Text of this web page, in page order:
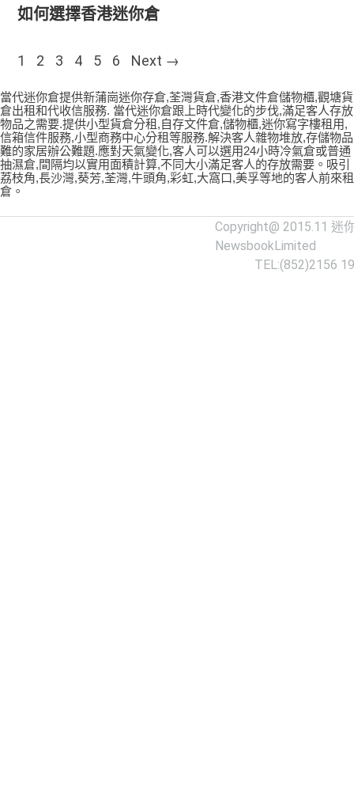
如何選擇香港迷你倉
Posts navigation
1 2 3 4 5 6 Next →
當代迷你倉提供新蒲崗迷你存倉,荃灣貨倉,香港文件倉儲物櫃,觀塘貨
倉出租和代收信服務. 當代迷你倉跟上時代變化的步伐,滿足客人存放
物品之需要.提供小型貨倉分租,自存文件倉,儲物櫃,迷你寫字樓租用,
信箱信件服務,小型商務中心分租等服務.解決客人雜物堆放,存儲物品
難的家居辦公難題.應對天氣變化,客人可以選用24小時冷氣倉或普通
抽濕倉,間隔均以實用面積計算,不同大小滿足客人的存放需要。吸引
荔枝角,長沙灣,葵芳,荃灣,牛頭角,彩虹,大窩口,美孚等地的客人前來租
倉。
Copyright@ 2015.11迷
NewsbookLimited
TEL:(852)2156